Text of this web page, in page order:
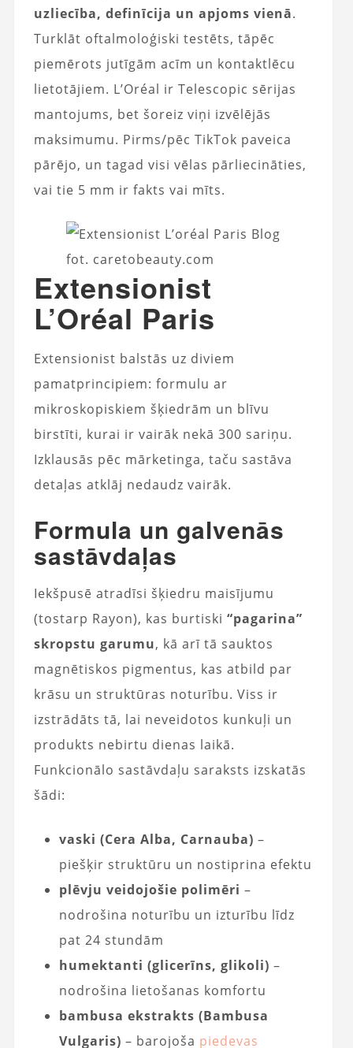
uzliecība, definīcija un apjoms vienā.
Turklāt oftalmoloģiski testēts, tāpēc
piemērots jutīgām acīm un kontaktlēcu
lietotājiem. L’Oréal ir Telescopic sērijas
mantojums, bet šoreiz viņi izvēlējās
maksimumu. Pirms/pēc TikTok paveica
pārējo, un tagad visi vēlas pārliecināties,
vai tie 5 mm ir fakts vai mīts.
fot. caretobeauty.com
Extensionist
L’Oréal Paris
Extensionist balstās uz diviem
pamatprincipiem: formulu ar
mikroskopiskiem šķiedrām un blīvu
birstīti, kurai ir vairāk nekā 300 sariņu.
Izklausās pēc mārketinga, taču sastāva
detaļas atklāj nedaudz vairāk.
Formula un galvenās
sastāvdaļas
Iekšpusē atradīsi šķiedru maisījumu
(tostarp Rayon), kas burtiski “pagarina”
skropstu garumu, kā arī tā sauktos
magnētiskos pigmentus, kas atbild par
krāsu un struktūras noturību. Viss ir
izstrādāts tā, lai neveidotos kunkuļi un
produkts nebirtu dienas laikā.
Funkcionālo sastāvdaļu saraksts izskatās
šādi:
vaski (Cera Alba, Carnauba) –
piešķir struktūru un nostiprina efektu
plēvju veidojošie polimēri –
nodrošina noturību un izturību līdz
pat 24 stundām
humektanti (glicerīns, glikoli) –
nodrošina lietošanas komfortu
bambusa ekstrakts (Bambusa
Vulgaris) – barojoša piedevas